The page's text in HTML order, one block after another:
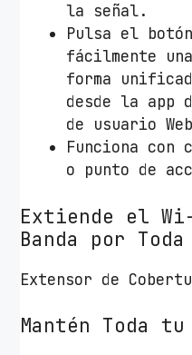
la señal.
Pulsa el
fácilmente
forma
desde la app
de usuario
Funciona
o punto de
Extiende el
Banda por Toda
Extensor de
Mantén Toda tu